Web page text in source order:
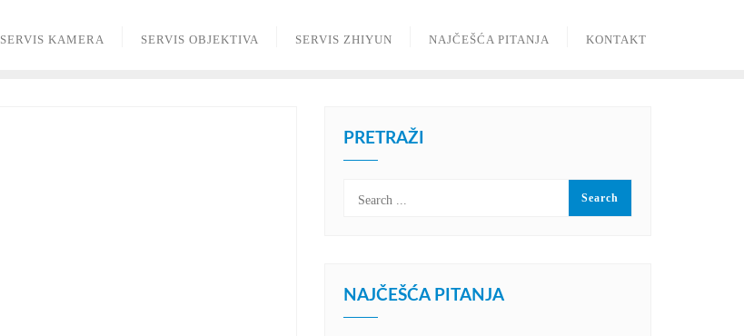
SERVIS KAMERA SERVIS OBJEKTIVA SERVIS ZHIYUN NAJČEŠĆA PITANJA KONTAKT
PRETRAŽI
NAJČEŠĆA PITANJA